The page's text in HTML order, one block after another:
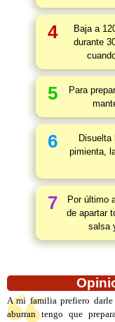
4
Baja a
durante
5
Para
6
Disuelta
pimienta,
7
Por último
de apartar
salsa
A mi familia prefiero
aburran tengo que